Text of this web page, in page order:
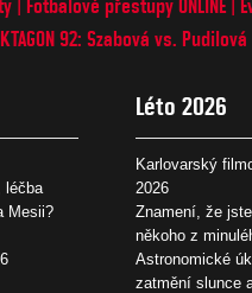
92: Szabová vs. Pudilová
léčba
Mesii?
Léto 2026
Karlovarský
2026
Znamení, že
někoho z
Astronomické
zatmění slunce